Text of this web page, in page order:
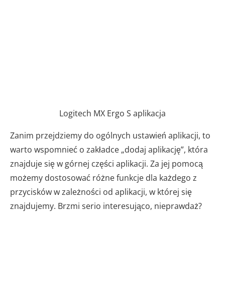
Logitech MX Ergo S aplikacja
Zanim przejdziemy do ogólnych ustawień aplikacji, to
warto wspomnieć o zakładce „dodaj aplikację”, która
znajduje się w górnej części aplikacji. Za jej pomocą
możemy dostosować różne funkcje dla każdego z
przycisków w zależności od aplikacji, w której się
znajdujemy. Brzmi serio interesująco, nieprawdaż?